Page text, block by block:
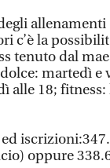
c’è la
tenuto dal
martedì e
alle 18;
oppure